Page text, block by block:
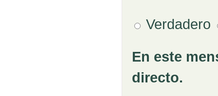
Verdadero
Pregunta 3
En este
directo.